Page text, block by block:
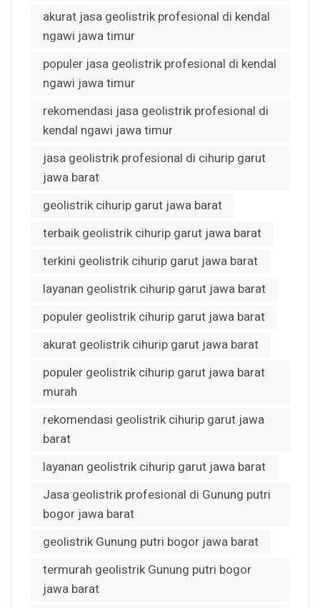
akurat jasa geolistrik profesional di kendal
ngawi jawa timur
populer jasa geolistrik profesional di kendal
ngawi jawa timur
rekomendasi jasa geolistrik profesional di
kendal ngawi jawa timur
jasa geolistrik profesional di cihurip garut
jawa barat
geolistrik cihurip garut jawa barat
terbaik geolistrik cihurip garut jawa barat
terkini geolistrik cihurip garut jawa barat
layanan geolistrik cihurip garut jawa barat
populer geolistrik cihurip garut jawa barat
akurat geolistrik cihurip garut jawa barat
populer geolistrik cihurip garut jawa barat
murah
rekomendasi geolistrik cihurip garut jawa
barat
layanan geolistrik cihurip garut jawa barat
Jasa geolistrik profesional di Gunung putri
bogor jawa barat
geolistrik Gunung putri bogor jawa barat
termurah geolistrik Gunung putri bogor
jawa barat